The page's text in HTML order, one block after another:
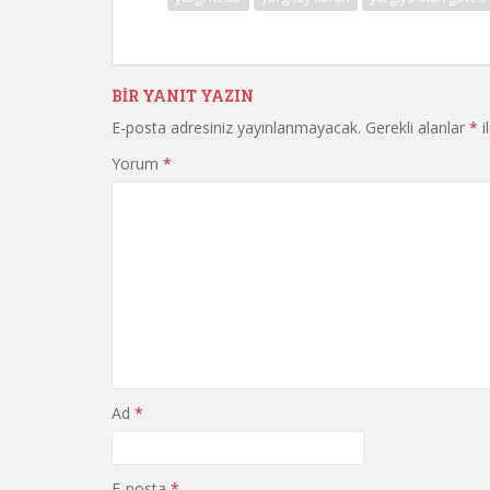
BIR YANIT YAZIN
E-posta adresiniz yayınlanmayacak. Gerekli alanlar *
Yorum *
Ad *